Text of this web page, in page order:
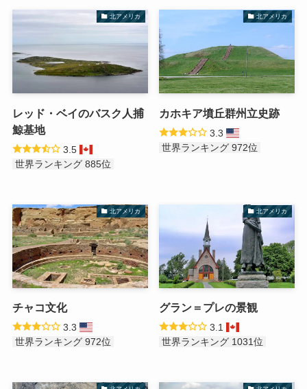
北アメリカ
レッド・ベイのバスク人捕
鯨基地
3.5
世界ランキング 885位
北アメリカ
カホキア墳丘群州立史跡
3.3
世界ランキング 972位
北アメリカ
チャコ文化
3.3
世界ランキング 972位
北アメリカ
グラン＝プレの景観
3.1
世界ランキング 1031位